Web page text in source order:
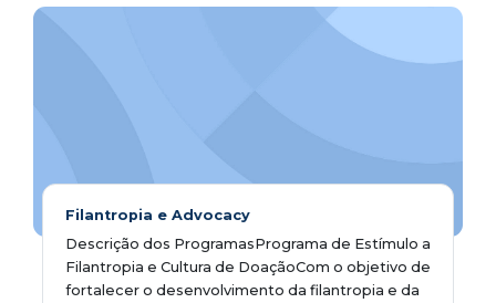
Filantropia e Advocacy
Descrição dos ProgramasPrograma de Estímulo a
Filantropia e Cultura de DoaçãoCom o objetivo de
fortalecer o desenvolvimento da filantropia e da